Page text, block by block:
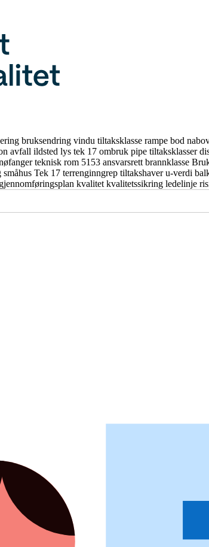
bruksendring vindu tiltaksklasse rampe bod
avfall ildsted lys tek 17 ombruk pipe tiltaksklasser
teknisk rom 5153 ansvarsrett brannklasse
småhus Tek 17 terrenginngrep tiltakshaveru-verdi
gjennomføringsplan kvalitet kvalitetssikring ledelinje